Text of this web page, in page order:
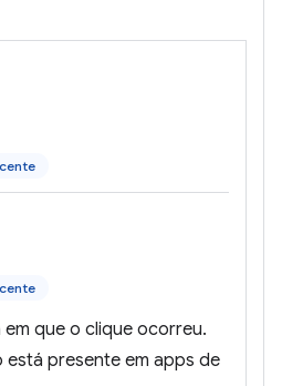
que o clique ocorreu.
está presente em apps de